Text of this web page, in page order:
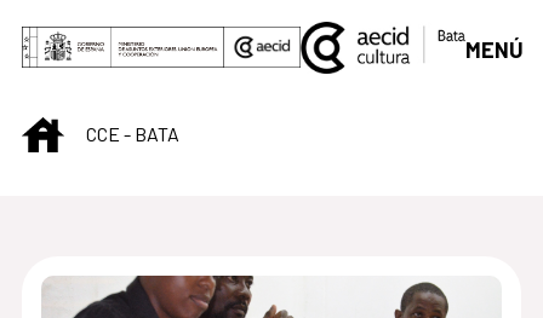
Saltar al contenido principal
MENÚ
INICIOCCE - BATA